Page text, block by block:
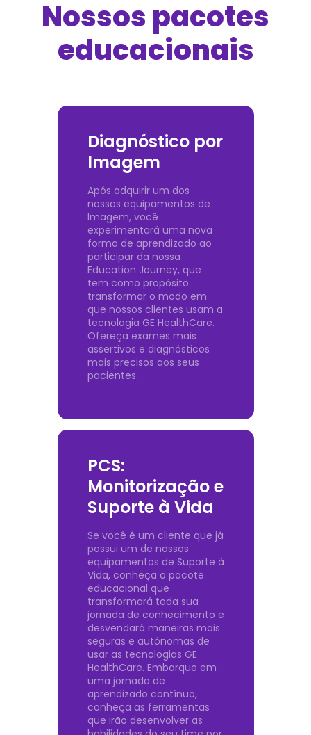
Nossos pacotes
educacionais
Diagnóstico por
Imagem
Após adquirir um dos
nossos equipamentos de
Imagem, você
experimentará uma nova
forma de aprendizado ao
participar da nossa
Education Journey, que
tem como propósito
transformar o modo em
que nossos clientes usam a
tecnologia GE HealthCare.
Ofereça exames mais
assertivos e diagnósticos
mais precisos aos seus
pacientes.
PCS:
Monitorização e
Suporte à Vida
Se você é um cliente que já
possui um de nossos
equipamentos de Suporte à
Vida, conheça o pacote
educacional que
transformará toda sua
jornada de conhecimento e
desvendará maneiras mais
seguras e autônomas de
usar as tecnologias GE
HealthCare. Embarque em
uma jornada de
aprendizado contínuo,
conheça as ferramentas
que irão desenvolver as